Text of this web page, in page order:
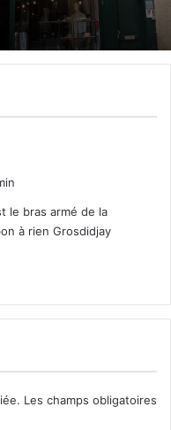
le bras armé de la
à rien Grosdidjay
Les champs obligatoires